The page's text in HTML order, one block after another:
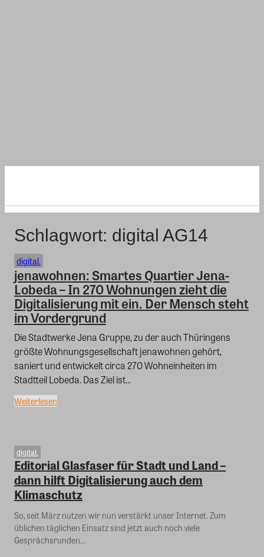
Schlagwort: digital AG14
digital.
jenawohnen: Smartes Quartier Jena-
Lobeda – In 270 Wohnungen zieht die
Digitalisierung mit ein. Der Mensch steht
im Vordergrund
Die Stadtwerke Jena Gruppe, zu der auch Thüringens
größte Wohnungsgesellschaft jenawohnen gehört,
saniert und entwickelt circa 270 Wohneinheiten im
Stadtteil Lobeda. Das Ziel ist...
Weiterlesen
digital.
Editorial Glasfaser für Stadt und Land –
dann hilft Digitalisierung auch dem
Klimaschutz
So, seit März nutzen wir nun verstärkt unser Internet. Zum
üblichen täglichen Einsatz sind jetzt auch noch viele
Gesprächsrunden...